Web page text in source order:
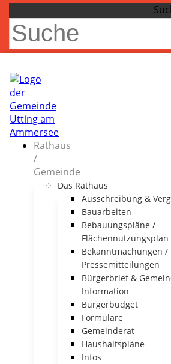
Rathaus
/
Gemeinde
Das Rathaus
Ausschreibung &
Bauarbeiten
Bebauungspläne /
Flächennutzungsplan
Bekanntmachungen /
Pressemitteilungen
Bürgerbrief &
Information
Bürgerbudget
Formulare
Gemeinderat
Haushaltspläne
Infos